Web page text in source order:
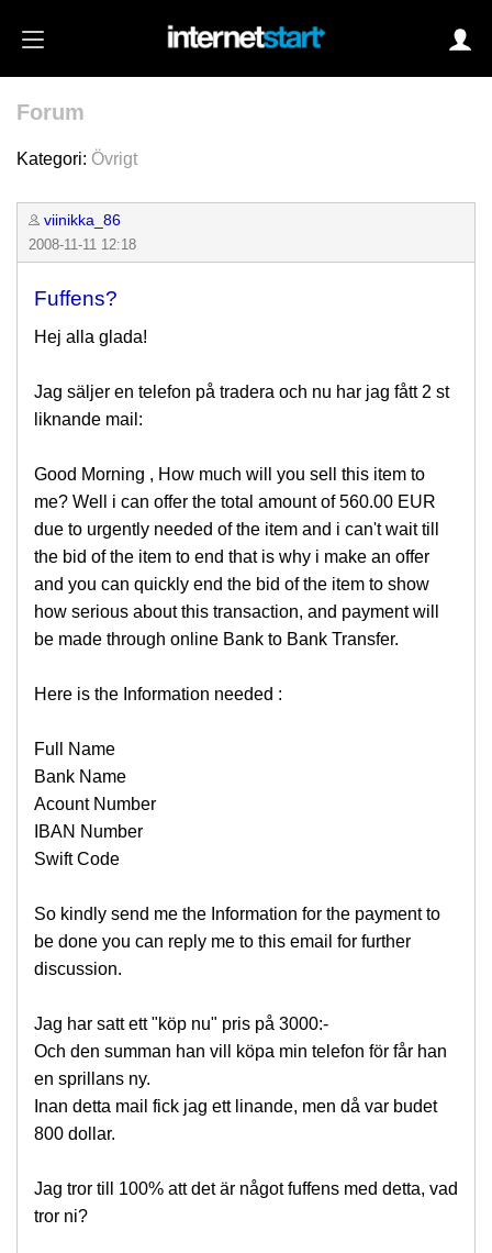
Forum
Kategori: Övrigt
viinikka_86
2008-11-11 12:18
Fuffens?
Hej alla glada!
Jag säljer en telefon på tradera och nu har jag fått 2 st
liknande mail:
Good Morning , How much will you sell this item to
me? Well i can offer the total amount of 560.00 EUR
due to urgently needed of the item and i can't wait till
the bid of the item to end that is why i make an offer
and you can quickly end the bid of the item to show
how serious about this transaction, and payment will
be made through online Bank to Bank Transfer.
Here is the Information needed :
Full Name
Bank Name
Acount Number
IBAN Number
Swift Code
So kindly send me the Information for the payment to
be done you can reply me to this email for further
discussion.
Jag har satt ett "köp nu" pris på 3000:-
Och den summan han vill köpa min telefon för får han
en sprillans ny.
Inan detta mail fick jag ett linande, men då var budet
800 dollar.
Jag tror till 100% att det är något fuffens med detta, vad
tror ni?